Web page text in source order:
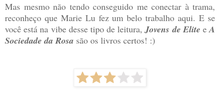
Mas mesmo não tendo conseguido me conectar à trama,
reconheço que Marie Lu fez um belo trabalho aqui. E se
você está na vibe desse tipo de leitura,Jovens de Elite eA
Sociedade da Rosa são os livros certos! :)